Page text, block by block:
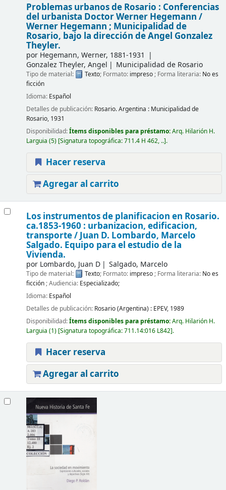
Problemas urbanos de Rosario : Conferencias
del urbanista Doctor Werner Hegemann /
Werner Hegemann ; Municipalidad de
Rosario, bajo la dirección de Angel Gonzalez
Theyler.
por Hegemann, Werner, 1881-1931
Gonzalez Theyler, Angel
Municipalidad de Rosario
Tipo de material: Texto; Formato: impreso ; Forma literaria: No es
ficción
Idioma: Español
Detalles de publicación: Rosario. Argentina : Municipalidad de
Rosario, 1931
Disponibilidad:Ítems disponibles para préstamo:Arq. Hilarión H.
Larguia (5) Signatura topográfica:711.4 H 462, .. .
Hacer reserva
Agregar al carrito
Los instrumentos de planificacion en Rosario.
ca.1853-1960 : urbanizacion, edificacion,
transporte /Juan D. Lombardo, Marcelo
Salgado. Equipo para el estudio de la
Vivienda.
por Lombardo, Juan D Salgado, Marcelo
Tipo de material: Texto; Formato: impreso ; Forma literaria: No es
ficción ; Audiencia: Especializado;
Idioma: Español
Detalles de publicación: Rosario (Argentina) : EPEV, 1989
Disponibilidad:Ítems disponibles para préstamo:Arq. Hilarión H.
Larguia (1) Signatura topográfica:711.14:016 L842 .
Hacer reserva
Agregar al carrito